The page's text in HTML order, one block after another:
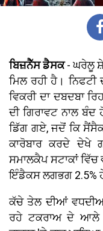
ਬਿਜ਼ਨੈੱਸ ਡੈਸਕ- ਘਰੇਲੂ
ਮਿਲ ਰਹੀ ਹੈ। ਨਿਫਟੀ
ਵਿਕਰੀ ਦਾ ਦਬਦਬਾ
ਦੀ ਗਿਰਾਵਟ ਨਾਲ
ਡਿੱਗ ਗਏ, ਜਦੋਂ ਕਿ
ਕਾਰੋਬਾਰ ਕਰਦੇ
ਸਮਾਲਕੈਪ ਸਟਾਕਾਂ ਵਿੱਚ
ਇੰਡੈਕਸ ਲਗਭਗ 2.5%
ਕੱਚੇ ਤੇਲ ਦੀਆਂ
ਰਹੇ ਟਕਰਾਅ ਦੇ ਆਲੇ